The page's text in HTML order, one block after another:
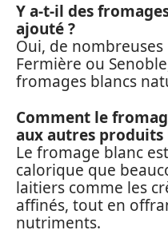
Y a-t-il des
ajouté ?
Oui, de
Fermière ou
fromages blancs
Comment le
aux autres produits
Le fromage blanc
calorique que
laitiers comme les
affinés, tout en
nutriments.